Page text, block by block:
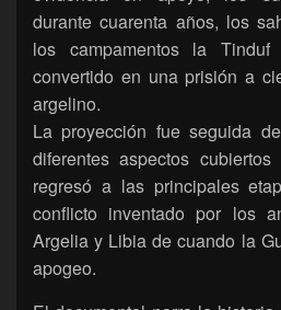
durante cuarenta años, los
los campamentos la
convertido en una prisión a
argelino.
La proyección fue seguida
diferentes aspectos
regresó a las principales
conflicto inventado por los
Argelia y Libia de cuando la
apogeo.